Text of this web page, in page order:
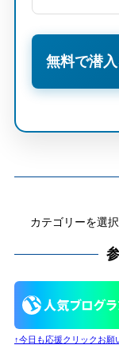
無料で潜
テ
ー
↑今日も応援クリックお願